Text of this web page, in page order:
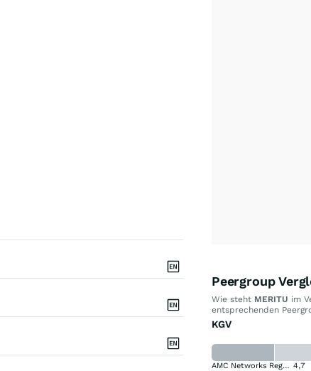
Peergroup
Wie steht MERITU im
entsprechenden
KGV
AMC Networks Registered (A) 4,7